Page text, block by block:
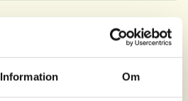
Information Om
2-12071